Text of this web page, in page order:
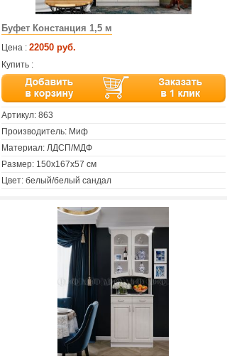
Буфет Констанция 1,5 м
Цена : 22050 руб.
Купить :
Артикул: 863
Производитель: Миф
Материал: ЛДСП/МДФ
Размер: 150х167х57 см
Цвет: белый/белый сандал